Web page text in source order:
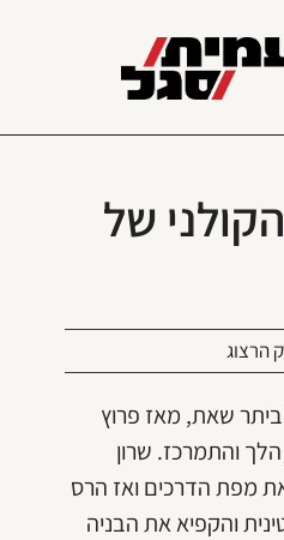
של
הרצוג
שאת, מאז פרוץ
הלך והתמרכז. שרון
מפת הדרכים ואז הרס
והקפיא את הבניה